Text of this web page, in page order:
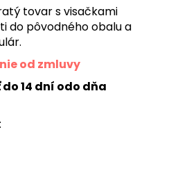
tovar s visačkami
do pôvodného obalu a
od zmluvy
14 dní odo dňa